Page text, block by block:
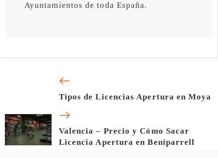
Ayuntamientos de toda España.
Tipos de Licencias Apertura en Moya
Valencia – Precio y Cómo Sacar
Licencia Apertura en Beniparrell